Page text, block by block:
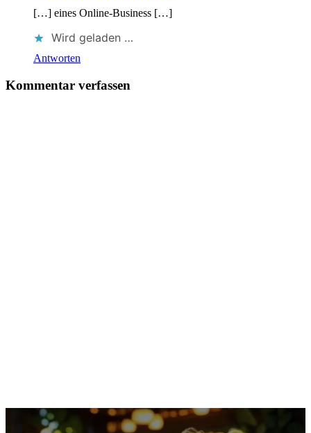
[…] e‬ines Online-Business […]
Wird geladen …
Antworten
Kommentar verfassen